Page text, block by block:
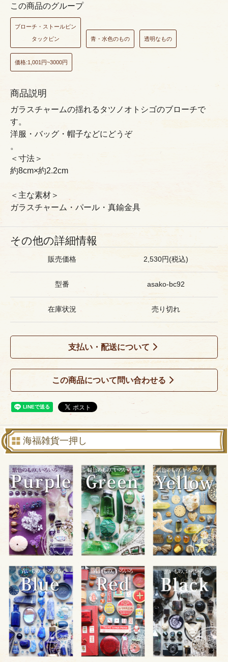
この商品のグループ
ブローチ・ストールピン
タックピン
青・水色のもの 透明なもの
価格:1,001円~3000円
商品説明
ガラスチャームの揺れるタツノオトシゴのブローチで
す。
洋服・バッグ・帽子などにどうぞ
。
＜寸法＞
約8cm×約2.2cm
＜主な素材＞
ガラスチャーム・パール・真鍮金具
その他の詳細情報
販売価格 2,530円(税込)
型番 asako-bc92
在庫状況 売り切れ
支払い・配送について
この商品について問い合わせる
海福雑貨一押し